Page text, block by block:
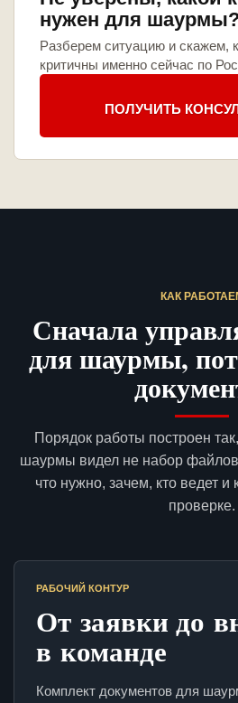
нужен для
Разберем ситуацию и скажем,
критичны именно сейчас по
ПОЛУЧИТЬ
КАК
Сначала
для шаурмы,
Порядок работы построен
шаурмы видел не набор
что нужно, зачем, кто ведет и
проверке.
РАБОЧИЙ КОНТУР
От заявки до
в команде
Комплект документов для